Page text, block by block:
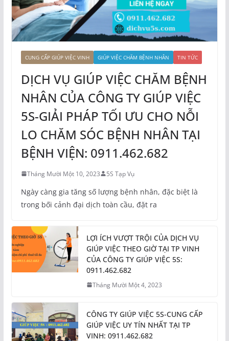
CUNG CẤP GIÚP VIỆC VINH GIÚP VIỆC CHĂM BỆNH NHÂN TIN TỨC
DỊCH VỤ GIÚP VIỆC CHĂM BỆNH
NHÂN CỦA CÔNG TY GIÚP VIỆC
5S-GIẢI PHÁP TỐI ƯU CHO NỖI
LO CHĂM SÓC BỆNH NHÂN TẠI
BỆNH VIỆN: 0911.462.682
Tháng Mười Một 10, 2023 5S Tạp Vụ
Ngày càng gia tăng số lượng bệnh nhân, đặc biệt là
trong bối cảnh đại dịch toàn cầu, đặt ra
LỢI ÍCH VƯỢT TRỘI CỦA DỊCH VỤ
GIÚP VIỆC THEO GIỜ TẠI TP VINH
CỦA CÔNG TY GIÚP VIỆC 5S:
0911.462.682
Tháng Mười Một 4, 2023
CÔNG TY GIÚP VIỆC 5S-CUNG CẤP
GIÚP VIỆC UY TÍN NHẤT TẠI TP
VINH: 0911.462.682